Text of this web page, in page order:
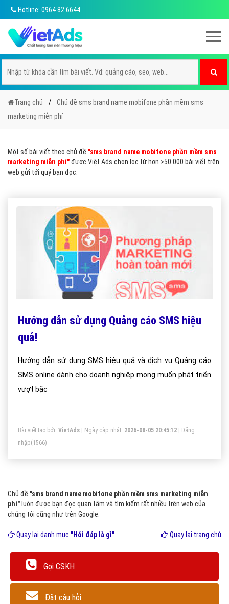
Hotline: 0964 82 6644
Trang chủ
Chủ đề sms brand name mobifone phần mềm sms
marketing miễn phí
Một số bài viết theo chủ đề "sms brand name mobifone phần mềm sms
marketing miễn phí"được Việt Ads chọn lọc từ hơn >50.000 bài viết trên
web gửi tới quý bạn đọc.
Hướng dẫn sử dụng Quảng cáo SMS hiệu
quả!
Hướng dẫn sử dụng SMS hiệu quả và dịch vụ Quảng cáo
SMS online dành cho doanh nghiệp mong muốn phát triển
vượt bậc
Bài viết tạo bởi: VietAds | Ngày cập nhật: 2026-08-05 20:45:12
Đăng
nhập(1566)
Chủ đề "sms brand name mobifone phần mềm sms marketing miễn
phí" luôn được bạn đọc quan tâm và tìm kiếm rất nhiều trên web của
chúng tôi cũng như trên Google.
Quay lại danh mục "Hỏi đáp là gì" Quay lại trang chủ
Gọi CSKH
Đặt câu hỏi